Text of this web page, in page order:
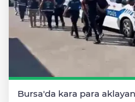
Bursa'da kara para